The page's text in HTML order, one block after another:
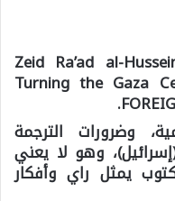
Zeid Ra’ad al-
Turning the Gaza
وضرورات الترجمة
وهو لا يعني
يمثل راي وأفكار